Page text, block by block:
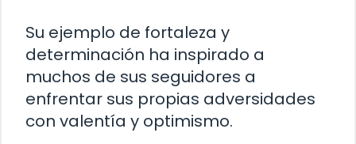
Su ejemplo de fortaleza y
determinación ha inspirado a
muchos de sus seguidores a
enfrentar sus propias adversidades
con valentía y optimismo.